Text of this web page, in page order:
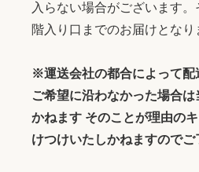
入らない場合がございます
階入り口までのお届けとなり
※運送会社の都合によって配
ご希望に沿わなかった場合は
かねます そのことが理由の
けつけいたしかねますのでご